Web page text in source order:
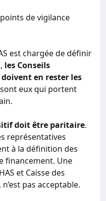
de vigilance
est chargée de définir
les Conseils
en rester les
eux qui portent
doit être paritaire.
représentatives
à la définition des
financement. Une
et Caisse des
pas acceptable.